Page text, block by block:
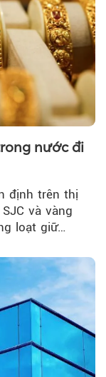
nước đi
định trên thị
và vàng
loạt giữ